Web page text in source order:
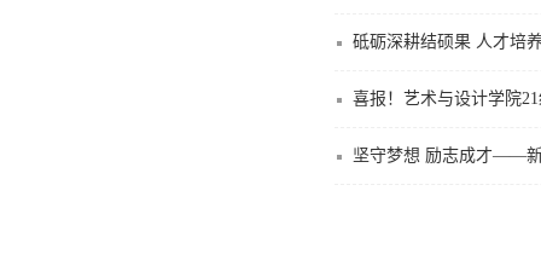
砥砺深耕结硕果 人才培
喜报！艺术与设计学院
坚守梦想 励志成才——